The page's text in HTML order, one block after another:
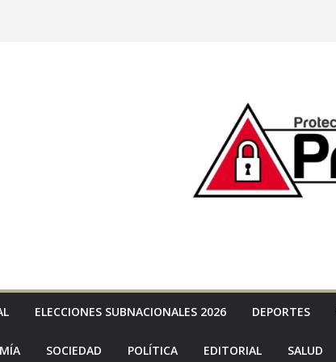
ELECCIONES SUBNACIONALES 2026 DEPORTES
SOCIEDAD POLÍTICA EDITORIAL SALUD